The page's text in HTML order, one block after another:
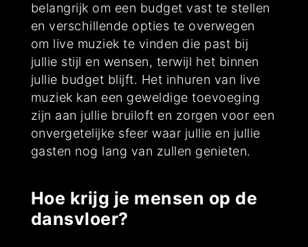
belangrijk om een budget vast te stellen
en verschillende opties te overwegen
om live muziek te vinden die past bij
jullie stijl en wensen, terwijl het binnen
jullie budget blijft. Het inhuren van live
muziek kan een geweldige toevoeging
zijn aan jullie bruiloft en zorgen voor een
onvergetelijke sfeer waar jullie en jullie
gasten nog lang van zullen genieten.
Hoe krijg je mensen op de
dansvloer?